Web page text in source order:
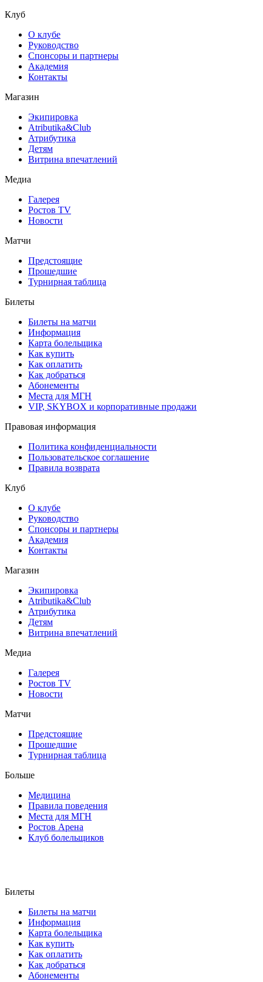
Клуб
О клубе
Руководство
Спонсоры и партнеры
Академия
Контакты
Магазин
Экипировка
Atributika&Club
Атрибутика
Детям
Витрина впечатлений
Медиа
Галерея
Ростов TV
Новости
Матчи
Предстоящие
Прошедшие
Турнирная таблица
Билеты
Билеты на матчи
Информация
Карта болельщика
Как купить
Как оплатить
Как добраться
Абонементы
Места для МГН
VIP, SKYBOX и корпоративные продажи
Правовая информация
Политика конфиденциальности
Пользовательское соглашение
Правила возврата
Клуб
О клубе
Руководство
Спонсоры и партнеры
Академия
Контакты
Магазин
Экипировка
Atributika&Club
Атрибутика
Детям
Витрина впечатлений
Медиа
Галерея
Ростов TV
Новости
Матчи
Предстоящие
Прошедшие
Турнирная таблица
Больше
Медицина
Правила поведения
Места для МГН
Ростов Арена
Клуб болельщиков
Билеты
Билеты на матчи
Информация
Карта болельщика
Как купить
Как оплатить
Как добраться
Абонементы